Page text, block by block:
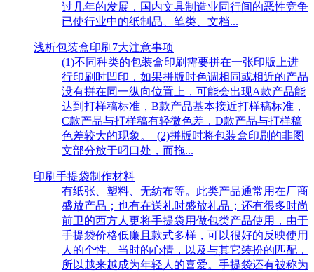
过几年的发展，国内文具制造业同行间的恶性竞争
已使行业中的纸制品、笔类、文档...
浅析包装盒印刷7大注意事项
(1)不同种类的包装盒印刷需要拼在一张印版上进
行印刷时凹印，如果拼版时色调相同或相近的产品
没有拼在同一纵向位置上，可能会出现A款产品能
达到打样稿标准，B款产品基本接近打样稿标准，
C款产品与打样稿有轻微色差，D款产品与打样稿
色差较大的现象。 (2)拼版时将包装盒印刷的非图
文部分放于叼口处，而拖...
印刷手提袋制作材料
有纸张、塑料、无纺布等。此类产品通常用在厂商
盛放产品；也有在送礼时盛放礼品；还有很多时尚
前卫的西方人更将手提袋用做包类产品使用，由于
手提袋价格低廉且款式多样，可以很好的反映使用
人的个性、当时的心情，以及与其它装扮的匹配，
所以越来越成为年轻人的喜爱。手提袋还有被称为